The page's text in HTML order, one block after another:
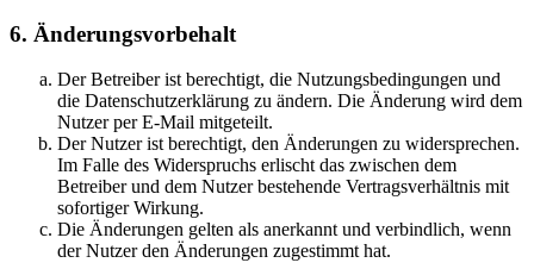
6. Änderungsvorbehalt
Der Betreiber ist berechtigt, die Nutzungsbedingungen und
die Datenschutzerklärung zu ändern. Die Änderung wird dem
Nutzer per E-Mail mitgeteilt.
Der Nutzer ist berechtigt, den Änderungen zu widersprechen.
Im Falle des Widerspruchs erlischt das zwischen dem
Betreiber und dem Nutzer bestehende Vertragsverhältnis mit
sofortiger Wirkung.
Die Änderungen gelten als anerkannt und verbindlich, wenn
der Nutzer den Änderungen zugestimmt hat.